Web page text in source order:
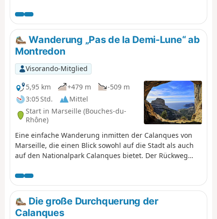
entfernt. Von dort aus können Sie in die Hügel
aufbrechen, in denen er seine Filme drehte.
Anschließend kommen Sie an der herrlichen Domaine de
la Font de Mai vorbei. Von dort aus können Sie mit der
Buslinie 14 (Éoures – Bahnhof Aubagne) nach Aubagne
zurückgehen. Achtung, diese Busse gehen sonntags
nicht.
Wanderung „Pas de la Demi-Lune“ ab
Montredon
Visorando-Mitglied
5,95 km
+479 m
-509 m
3:05 Std.
Mittel
Start in Marseille (Bouches-du-
Rhône)
Eine einfache Wanderung inmitten der Calanques von
Marseille, die einen Blick sowohl auf die Stadt als auch
auf den Nationalpark Calanques bietet. Der Rückweg
schönen Blick auf Les Goudes hat. Für diejenigen, die die
vorgeschlagenen Passagen nicht nehmen möchten,
werden in der Beschreibung alternative Routen
angeboten.
Die große Durchquerung der
Calanques